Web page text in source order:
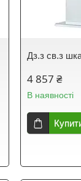
Дз.з св.з
4 857 ₴
В наявності